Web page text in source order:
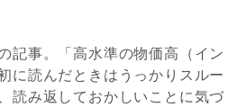
記事。「高水準の物価高（イン
に読んだときはうっかりスルー
読み返しておかしいことに気づ